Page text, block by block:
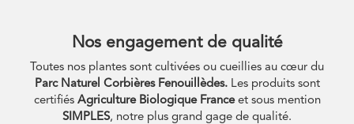
Nos engagement de qualité
Toutes nos plantes sont cultivées ou cueillies au cœur du
Parc Naturel Corbières Fenouillèdes.Les produits sont
certifiésAgriculture Biologique Franceet sous mention
SIMPLES, notre plus grand gage de qualité.